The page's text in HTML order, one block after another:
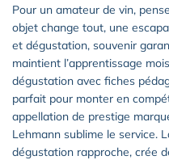
Pour un amateur de vin,
objet change tout, une
et dégustation, souvenir
maintient l’apprentissage
dégustation avec fiches
parfait pour monter en
appellation de prestige
Lehmann sublime le service.
dégustation rapproche, crée